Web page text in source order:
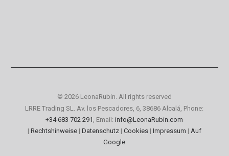
© 2026 LeonaRubin. All rights reserved
LRRE Trading SL. Av. los Pescadores, 6, 38686 Alcalá, Phone:
+34 683 702 291 , Email:info@LeonaRubin.com
| Rechtshinweise| Datenschutz| Cookies| Impressum | Auf
Google